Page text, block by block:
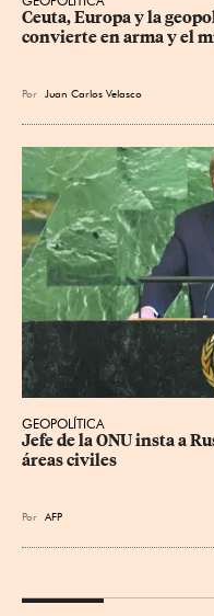
Ceuta, Europa y la
convierte en arma y el
Por Juan Carlos Velasco
GEOPOLÍTICA
Jefe de la ONU insta a
áreas civiles
Por AFP